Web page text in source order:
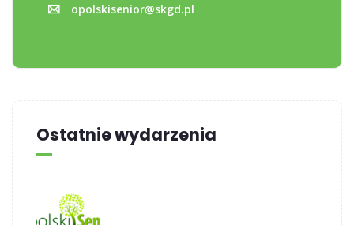
opolskisenior@skgd.pl
Ostatnie wydarzenia